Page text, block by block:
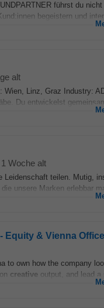
führst du nicht
begeistern und
alt
Wien, Linz, Graz Industry:
Du entwickelst
1 Woche alt
Leidenschaft teilen. Mutig,
unsere Marken erlebbar
Equity & Vienna Office
to own how the company
creative output, and lead a